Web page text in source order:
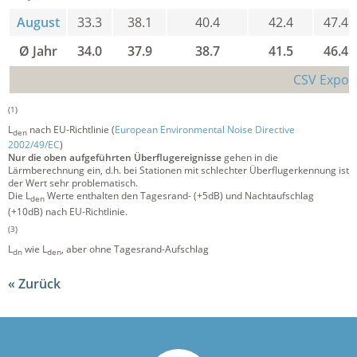
August
33.3 38.1 40.4 42.4
47.4
Ø Jahr
34.0 37.9 38.7 41.5
46.4
CSV
(1)
Lden nach EU-Richtlinie (European Environmental Noise Directive
2002/49/EC)
Nur die oben aufgeführten Überflugereignissegehen in die
Lärmberechnung ein, d.h. bei Stationen mit schlechter Überflugerkennung ist
der Wert sehr problematisch.
Die Lden Werte enthalten den Tagesrand- (+5dB) und Nachtaufschlag
(+10dB) nach EU-Richtlinie.
(3)
Ldn wie Lden, aber ohne Tagesrand-Aufschlag
Zurück